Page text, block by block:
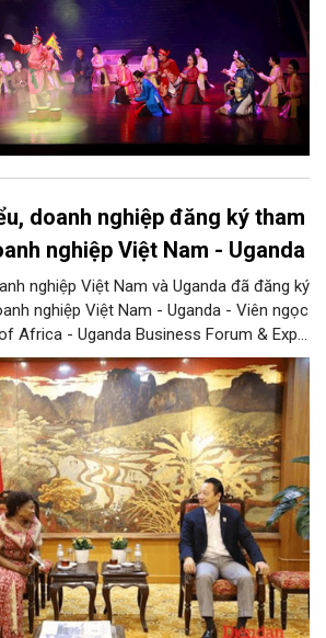
doanh nghiệp đăng ký tham
nghiệp Việt Nam - Uganda
nghiệp Việt Nam và Uganda đã đăng ký
nghiệp Việt Nam - Uganda - Viên ngọc
Africa - Uganda Business Forum & Expo
thấy sức hút ngày càng lớn của sự kiện
nghiệp hai nước, đồng thời mở ra kỳ
đầu tư và thương mại thực chất giữa Việt